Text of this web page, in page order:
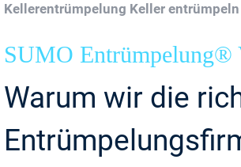
Kellerentrümpelung Keller
SUMO Entrümpelung®
Warum wir die